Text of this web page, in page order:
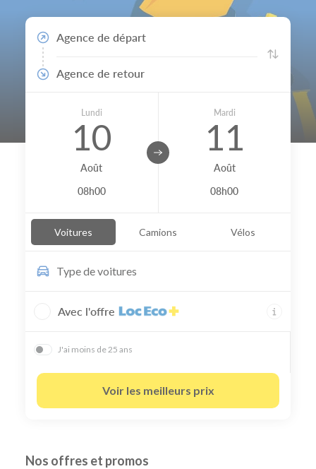
Agence de départ
Agence de retour
Lundi
10
Août
08h00
Mardi
11
Août
08h00
Voitures Camions Vélos
Type devoitures
Avec l'offre
J'ai moins de 25 ans
Voir les meilleurs prix
Nos offres et promos